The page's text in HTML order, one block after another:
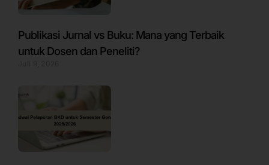
Publikasi Jurnal vs Buku: Mana yang Terbaik
untuk Dosen dan Peneliti?